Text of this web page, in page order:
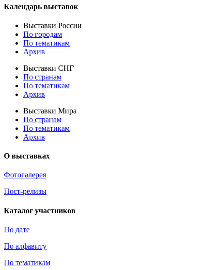
Календарь выставок
Выставки России
По городам
По тематикам
Архив
Выставки СНГ
По странам
По тематикам
Архив
Выставки Мира
По странам
По тематикам
Архив
О выставках
Фотогалерея
Пост-релизы
Каталог участников
По дате
По алфавиту
По тематикам